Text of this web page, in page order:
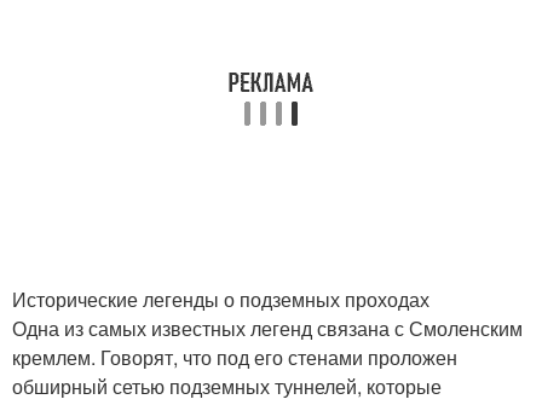
Исторические легенды о подземных проходах
Одна из самых известных легенд связана с Смоленским
кремлем. Говорят, что под его стенами проложен
обширный сетью подземных туннелей, которые